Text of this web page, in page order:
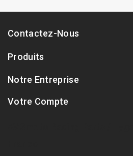
Contactez-Nous
Produits
Notre Entreprise
Votre Compte